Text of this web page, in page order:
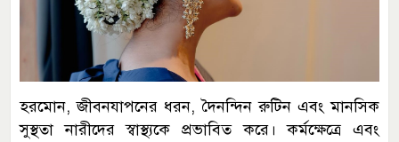
হরমোন, জীবনযাপনের ধরন, দৈনন্দিন রুটিন এবং মানসিক
সুস্থতা নারীদের স্বাস্থ্যকে প্রভাবিত করে। কর্মক্ষেত্রে এবং